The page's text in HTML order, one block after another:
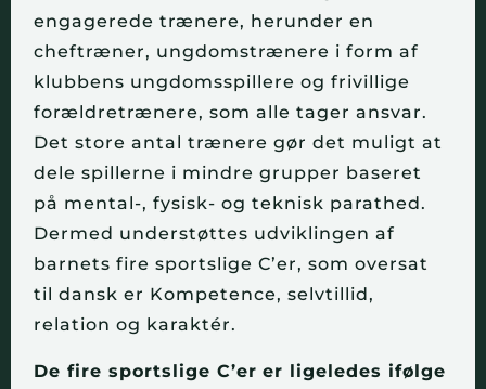
engagerede trænere, herunder en
cheftræner, ungdomstrænere i form af
klubbens ungdomsspillere og frivillige
forældretrænere, som alle tager ansvar.
Det store antal trænere gør det muligt at
dele spillerne i mindre grupper baseret
på mental-, fysisk- og teknisk parathed.
Dermed understøttes udviklingen af
barnets fire sportslige C’er, som oversat
til dansk er Kompetence, selvtillid,
relation og karaktér.
De fire sportslige C’er er ligeledes ifølge